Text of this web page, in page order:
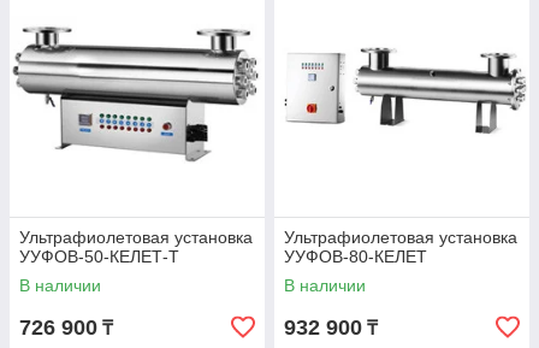
Ультрафиолетовая установка
УУФОВ-50-КЕЛЕТ-Т
В наличии
726 900 ₸
Ультрафиолетовая установка
УУФОВ-80-КЕЛЕТ
В наличии
932 900 ₸